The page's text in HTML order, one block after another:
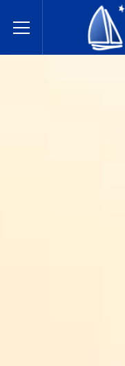
Toggle Menu
של מינטונקה